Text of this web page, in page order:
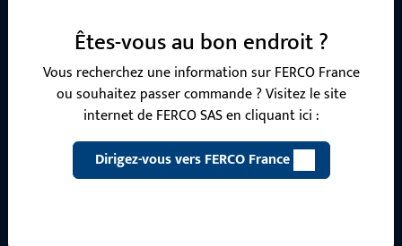
contacter par téléphone ou par e-mail.
Contactez-nous
Appelez-nous
Êtes-vous au bon endroit ?
Vous recherchez une information sur FERCO France
ou souhaitez passer commande ? Visitez le site
internet de FERCO SAS en cliquant ici :
Dirigez-vous vers FERCO France